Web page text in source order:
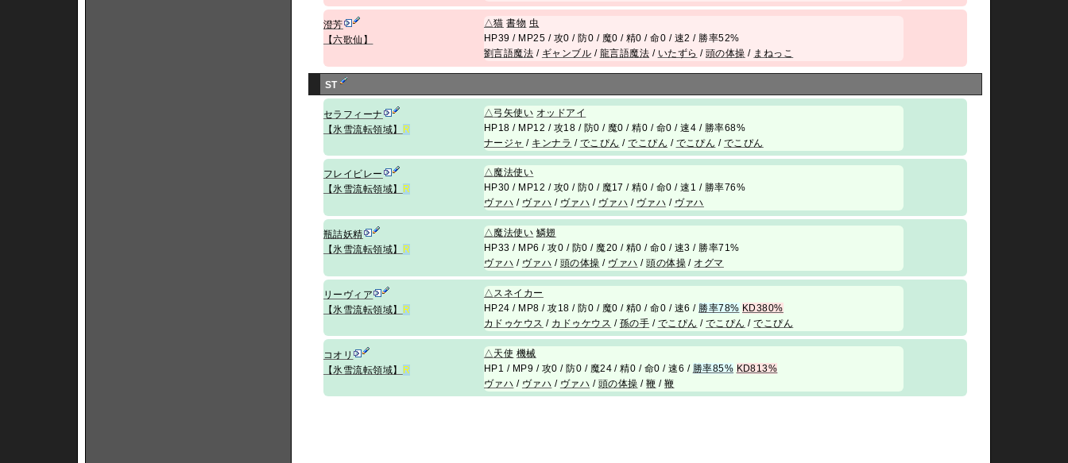
澄芳
【六歌仙】
△猫 書物 虫
HP39 / MP25 / 攻0 / 防0 / 魔0 / 精0 / 命0 / 速2 / 勝率52%
劉言語魔法 / ギャンブル / 龍言語魔法 / いたずら / 頭の体操 / まねっこ
ST
セラフィーナ
【氷雪流転領域】 R
△ 弓矢使い オッドアイ
HP18 / MP12 / 攻18 / 防0 / 魔0 / 精0 / 命0 / 速4 / 勝率68%
ナージャ / キンナラ / でこぴん /でこぴん / でこぴん / でこぴん
フレイビレー
【氷雪流転領域】
R
△魔法使い
HP30 / MP12 / 攻0 / 防0 / 魔17 / 精0 / 命0 / 速1 / 勝率76%
ヴァハ / ヴァハ / ヴァハ / ヴァハ / ヴァハ / ヴァハ
瓶詰妖精
【氷雪流転領域】
R
△魔法使い 鱗翅
HP33 / MP6 / 攻0 / 防0 / 魔20 / 精0 / 命0 / 速3 / 勝率71%
ヴァハ / ヴァハ / 頭の体操 / ヴァハ /頭の体操 / オグマ
リーヴィア
【氷雪流転領域】
R
△スネイカー
HP24 / MP8 / 攻18 / 防0 / 魔0 / 精0 / 命0 / 速6 / 勝率78% KD380%
カドゥケウス / カドゥケウス / 孫の手 / でこぴん / でこぴん /でこぴん
コオリ
【氷雪流転領域】 R
△ 天使 機械
HP1 / MP9 / 攻0 / 防0 / 魔24 / 精0 / 命0 / 速6 / 勝率85% KD813%
ヴァハ / ヴァハ / ヴァハ / 頭の体操 /鞭 /鞭